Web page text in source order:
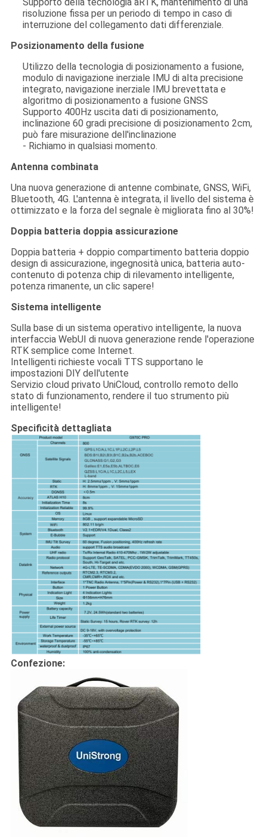
risoluzione fissa per un periodo di tempo in caso di
interruzione del collegamento dati differenziale.
Posizionamento della fusione
Utilizzo della tecnologia di posizionamento a fusione,
modulo di navigazione inerziale IMU di alta precisione
integrato, navigazione inerziale IMU brevettata e
algoritmo di posizionamento a fusione GNSS
Supporto 400Hz uscita dati di posizionamento,
inclinazione 60 gradi precisione di posizionamento 2cm,
può fare misurazione dell'inclinazione
- Richiamo in qualsiasi momento.
Antenna combinata
Una nuova generazione di antenne combinate, GNSS, WiFi,
Bluetooth, 4G. L'antenna è integrata, il livello del sistema è
ottimizzato e la forza del segnale è migliorata fino al 30%!
Doppia batteria doppia assicurazione
Doppia batteria + doppio compartimento batteria doppio
design di assicurazione, ingegnosità unica, batteria auto-
contenuto di potenza chip di rilevamento intelligente,
potenza rimanente, un clic sapere!
Sistema intelligente
Sulla base di un sistema operativo intelligente, la nuova
interfaccia WebUI di nuova generazione rende l'operazione
RTK semplice come Internet.
Intelligenti richieste vocali TTS supportano le
impostazioni DIY dell'utente
Servizio cloud privato UniCloud, controllo remoto dello
stato di funzionamento, rendere il tuo strumento più
intelligente!
Specificità dettagliata
Confezione: